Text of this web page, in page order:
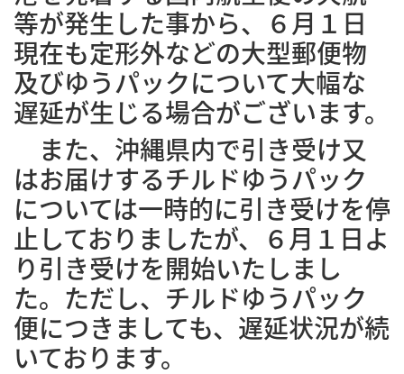
等が発生した事から、６月１日
現在も定形外などの大型郵便物
及びゆうパックについて大幅な
遅延が生じる場合がございます。
また、沖縄県内で引き受け又
はお届けするチルドゆうパック
については一時的に引き受けを停
止しておりましたが、６月１日よ
り引き受けを開始いたしまし
た。ただし、チルドゆうパック
便につきましても、遅延状況が続
いております。